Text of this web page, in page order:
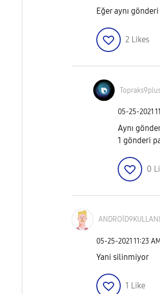
Eğer aynı
2 Likes
‎05-25-2021
Aynı
1 gönderi
0
ANDROİD9KULLANI
‎05-25-2021 11:23 AM
Yani silinmiyor
1 Like